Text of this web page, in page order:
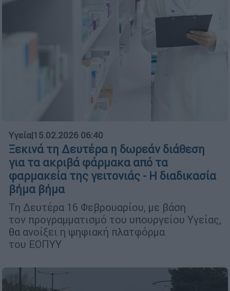
Υγεία|15.02.2026 06:40
Ξεκινά τη Δευτέρα η δωρεάν διάθεση
για τα ακριβά φάρμακα από τα
φαρμακεία της γειτονιάς - Η διαδικασία
βήμα βήμα
Τη Δευτέρα 16 Φεβρουαρίου, με βάση
τον προγραμματισμό του υπουργείου Υγείας,
θα ανοίξει η ψηφιακή πλατφόρμα
του ΕΟΠΥΥ